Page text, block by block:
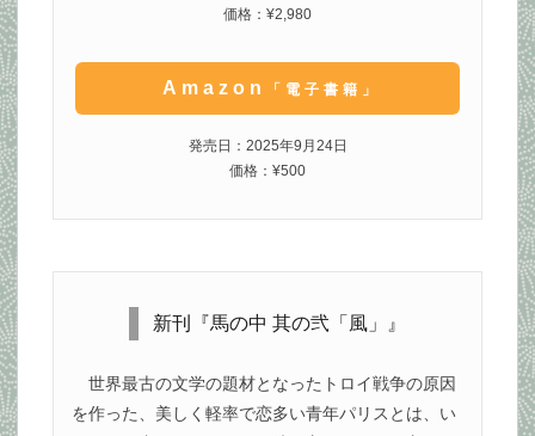
価格：¥2,980
Amazon 「電子書籍」
発売日：2025年9月24日
価格：¥500
新刊『馬の中 其の弐「風」』
世界最古の文学の題材となったトロイ戦争の原因
を作った、美しく軽率で恋多い青年パリスとは、い